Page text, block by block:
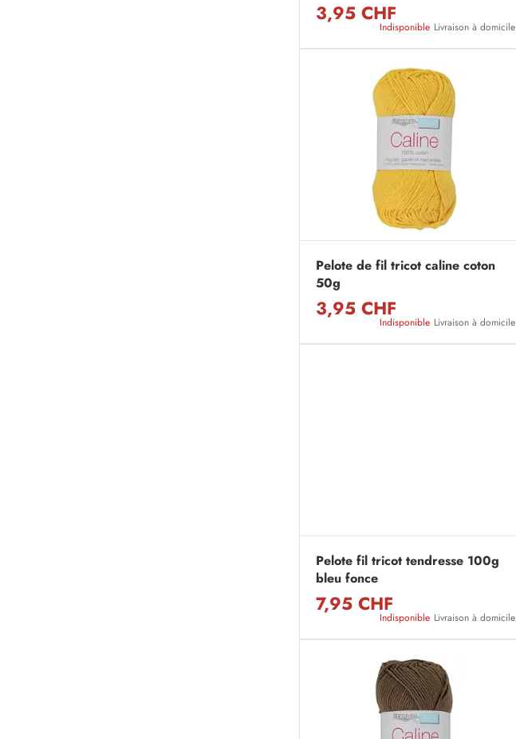
3,95 CHF
Indisponible Livraison à domicile
Pelote de fil tricot caline coton
50g
3,95 CHF
Indisponible Livraison à domicile
Pelote fil tricot tendresse 100g
bleu fonce
7,95 CHF
Indisponible Livraison à domicile